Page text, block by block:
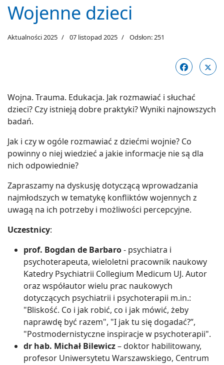
Wojenne dzieci
Aktualności 2025 07 listopad 2025 Odsłon: 251
Wojna. Trauma. Edukacja. Jak rozmawiać i słuchać
dzieci? Czy istnieją dobre praktyki? Wyniki najnowszych
badań.
Jak i czy w ogóle rozmawiać z dziećmi wojnie? Co
powinny o niej wiedzieć a jakie informacje nie są dla
nich odpowiednie?
Zapraszamy na dyskusję dotyczącą wprowadzania
najmłodszych w tematykę konfliktów wojennych z
uwagą na ich potrzeby i możliwości percepcyjne.
Uczestnicy:
prof. Bogdan de Barbaro- psychiatra i
psychoterapeuta, wieloletni pracownik naukowy
Katedry Psychiatrii Collegium Medicum UJ. Autor
oraz współautor wielu prac naukowych
dotyczących psychiatrii i psychoterapii m.in.:
"Bliskość. Co i jak robić, co i jak mówić, żeby
naprawdę być razem", "I jak tu się dogadać?”,
"Postmodernistyczne inspiracje w psychoterapii".
dr hab. Michał Bilewicz– doktor habilitowany,
profesor Uniwersytetu Warszawskiego, Centrum